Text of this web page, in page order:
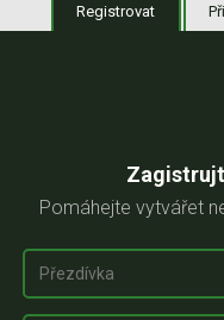
Hlavní záložky
Registrovat (aktivní
Pomáhejte vytvářet